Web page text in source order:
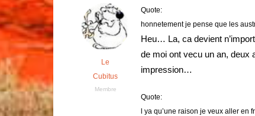
Le
Cubitus
Membre
Quote:
honnetement je pense que les
Heu… La, ca devient
de moi ont vecu un an, deux
impression…
Quote:
l ya qu’une raison je veux aller